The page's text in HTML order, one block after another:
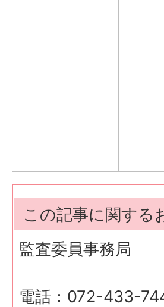
この記事に関する
監査委員事務局
電話：072-433-